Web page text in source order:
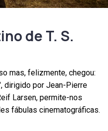
de T. S.
mas, felizmente, chegou:
dirigido por Jean-Pierre
Larsen, permite-nos
fábulas cinematográficas.